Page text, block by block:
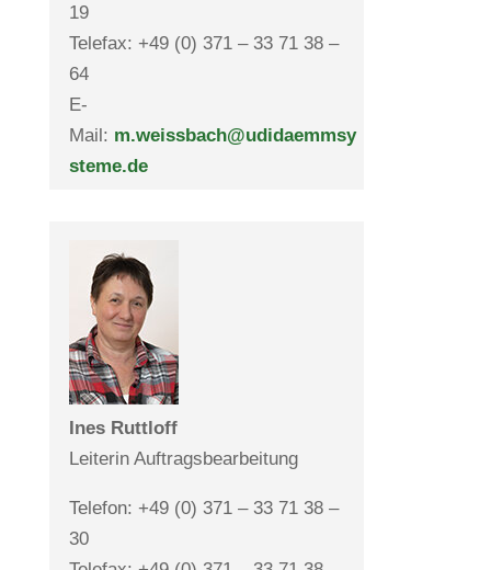
19
Telefax: +49 (0) 371 – 33 71 38 –
64
E-
Mail: m.weissbach@udidaemmsy
steme.de
Ines Ruttloff
Lei­terin Auftragsbearbeitung
Telefon: +49 (0) 371 – 33 71 38 –
30